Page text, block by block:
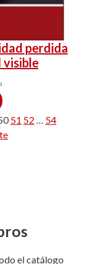
perdida
visible
51 52
54
el catálogo